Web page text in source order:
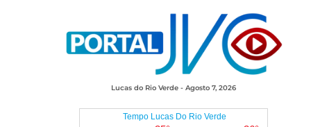
Lucas do Rio Verde - Agosto 7, 2026